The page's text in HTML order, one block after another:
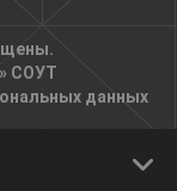
СОУТ
данных